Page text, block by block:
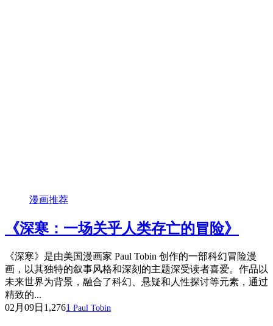
漫画推荐
《深寒：一场关乎人类存亡的冒险》
《深寒》是由美国漫画家 Paul Tobin 创作的一部科幻冒险漫
画，以其独特的叙事风格和深刻的主题深受读者喜爱。作品以
未来世界为背景，融合了科幻、悬疑和人性探讨等元素，通过
精致的...
02月09日 1,2761 Paul Tobin